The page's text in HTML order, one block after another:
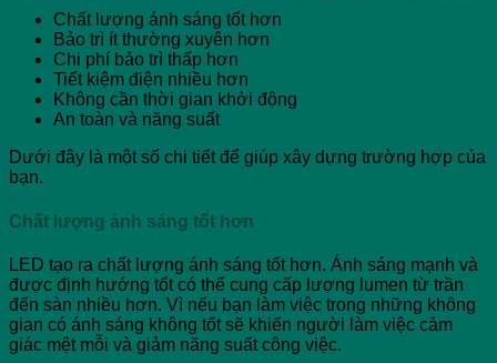
Chất lượng ánh sáng tốt hơn
Bảo trì ít thường xuyên hơn
Chi phí bảo trì thấp hơn
Tiết kiệm điện nhiều hơn
Không cần thời gian khởi động
An toàn và năng suất
Dưới đây là một số chi tiết để giúp xây dựng trường hợp của
bạn.
Chất lượng ánh sáng tốt hơn
LED tạo ra chất lượng ánh sáng tốt hơn. Ánh sáng mạnh và
được định hướng tốt có thể cung cấp lượng lumen từ trần
đến sàn nhiều hơn. Vì nếu bạn làm việc trong những không
gian có ánh sáng không tốt sẽ khiến người làm việc cảm
giác mệt mỗi và giảm năng suất công việc.